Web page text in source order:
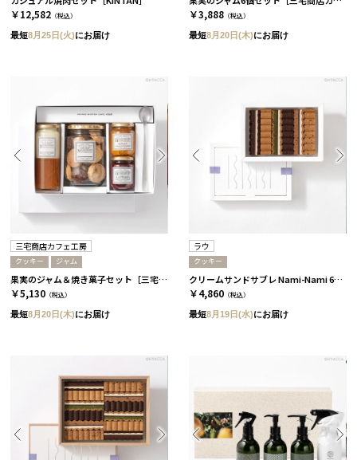
￥12,582 （税込）
最短8月25日(火)にお届け
￥3,888 （税込）
最短8月20日(木)にお届け
三宅商店カフェ工房
クッキー ジャム
果実のジャム＆焼き菓子セット［三宅商店カフェ工房］
￥5,130 （税込）
最短8月20日(木)にお届け
ラウ
クッキー
クリームサンドサブレ Nami-Nami 6本入［ラウ］
￥4,860 （税込）
最短8月19日(水)にお届け